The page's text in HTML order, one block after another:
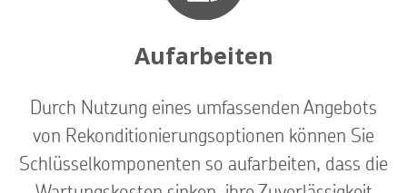
Aufarbeiten
Durch Nutzung eines umfassenden Angebots
von Rekonditionierungsoptionen können Sie
Schlüsselkomponenten so aufarbeiten, dass die